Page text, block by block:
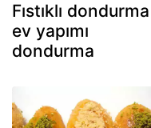
Fıstıklı dondurma |
ev yapımı
dondurma